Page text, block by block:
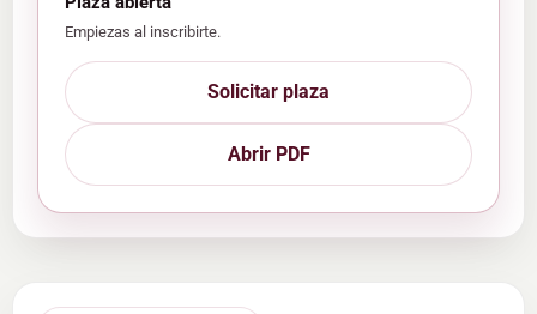
Empiezas al inscribirte.
Solicitar plaza
Abrir PDF